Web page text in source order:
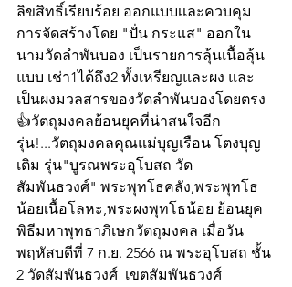
ลิขสิทธิ์เรียบร้อย ออกแบบเเละควบคุม
การจัดสร้างโดย "ปั่น กระแส" ออกใน
นามวัดลำพันบอง เป็นรายการลุ้นเนื้อลุ้น
แบบ เช่า1ได้ถึง2 ทั้งเหรียญและผง และ
เป็นผงมวลสารของวัดลำพันบองโดยตรง
👍วัตถุมงคลย้อนยุคที่น่าสนใจอีก
รุ่น!...วัตถุมงคลคุณแม่บุญเรือน โตงบุญ
เติม รุ่น"บูรณพระอุโบสถ วัด
สัมพันธวงศ์" พระพุทโธคลัง,พระพุทโธ
น้อยเนื้อโลหะ,พระผงพุทโธน้อย ย้อนยุค
พิธีมหาพุทธาภิเษกวัตถุมงคล เมื่อวัน
พฤหัสบดีที่ 7 ก.ย. 2566 ณ พระอุโบสถ ชั้น
2 วัดสัมพันธวงศ์  เขตสัมพันธวงศ์